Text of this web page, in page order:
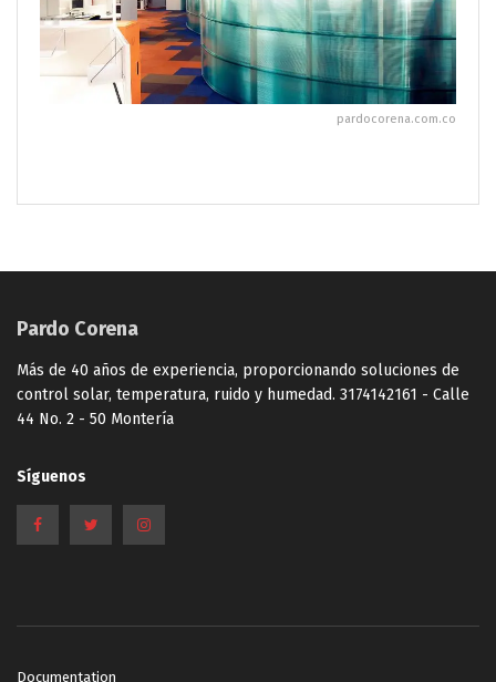
pardocorena.com.co
Pardo Corena
Más de 40 años de experiencia, proporcionando soluciones de
control solar, temperatura, ruido y humedad. 3174142161 - Calle
44 No. 2 - 50 Montería
Síguenos
Documentation